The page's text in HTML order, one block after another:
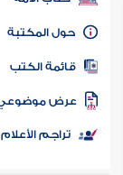
كتاب الأمة
المكتبة
الكتب
موضوعي